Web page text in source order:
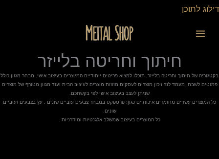
דילוג לתוכן
דילוג
חיתוך וחריטה בלייזר
בקטגוריה של חיתוך וחריטה בלייזר, תוכלו למצוא פריטים ייחודיים המיוצרים בעיצוב אישי. מבחר מגוון כולל
פמוטים לשבת, מעמד לנר זיכון מוצרים לעסקים מזוזות מוצרים לעיצוב הבית ועוד מגוון מטורף של מוצרים
שניתן לעצב בעיצוב אישי לפי בקשתכם.
כל המוצרים עשויים מחומרים איכותיים כגון: פרספקס במבחר צבעים עוביים שונים , עץ בצבעים ועוביים
שונים.
כל המוצרים בעיצוב שמשלב אלגנטיות ומודרניות .